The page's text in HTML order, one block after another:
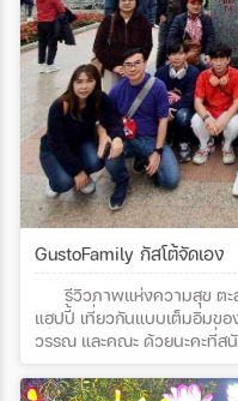
GustoFamily กัสโต้จัดเอง
รีวิวภาพแห่งความสุข ต
แฮปปี้ เที่ยวกันแบบเต็มอิ่มข
วรรณ และคณะ ด้วยนะคะที่ส
โปรแกรมทัวร์ : เวียดนาม ฮ